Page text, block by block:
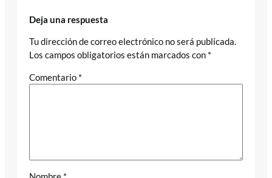
Deja una respuesta
Tu dirección de correo electrónico no será publicada.
Los campos obligatorios están marcados con *
Comentario *